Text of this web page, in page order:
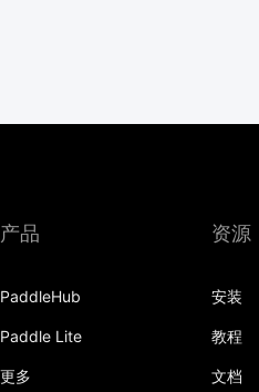
产品
PaddleHub
Paddle Lite
更多
资源
安装
教程
文档